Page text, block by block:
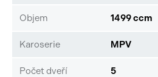
Objem 1499 ccm
Karoserie MPV
Počet dveří 5